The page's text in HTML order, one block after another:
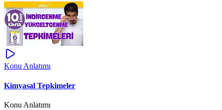
Konu Anlatımı
Kimyasal Tepkimeler
Konu Anlatımı